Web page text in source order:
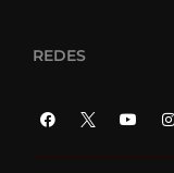
REDES